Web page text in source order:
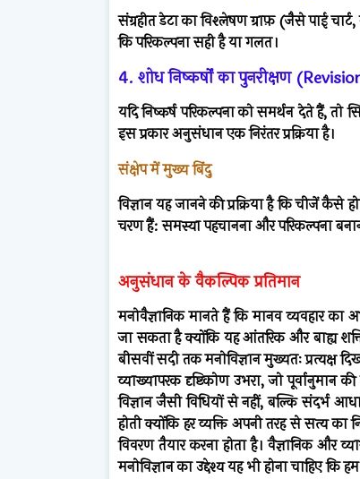
संग्रहीत डेटा का विश्लेषण ग्राफ़ (जैसे पाई
कि परिकल्पना सही है या गलत।
4. शोध निष्कर्षों का पुनरीक्षण
यदि निष्कर्ष परिकल्पना को समर्थन देते हैं, तो
इस प्रकार अनुसंधान एक निरंतर प्रक्रिया है।
संक्षेप में मुख्य बिंदु
विज्ञान यह जानने की प्रक्रिया है कि चीजें कैसे
चरण हैं: समस्या पहचानना और परिकल्पना
अनुसंधान के वैकल्पिक प्रतिमान
मनोवैज्ञानिक मानते हैं कि मानव व्यवहार का
जा सकता है क्योंकि यह आंतरिक और बाह्य
बीसवीं सदी तक मनोविज्ञान मुख्यतः प्रत्यक्ष
व्याख्यापरक दृष्टिकोण उभरा, जो
विज्ञान जैसी विधियों से नहीं, बल्कि संदर्भ
होती क्योंकि हर व्यक्ति अपनी तरह से सत्य का
विवरण तैयार करना होता है। वैज्ञानिक और
मनोविज्ञान का उद्देश्य यह भी होना चाहिए